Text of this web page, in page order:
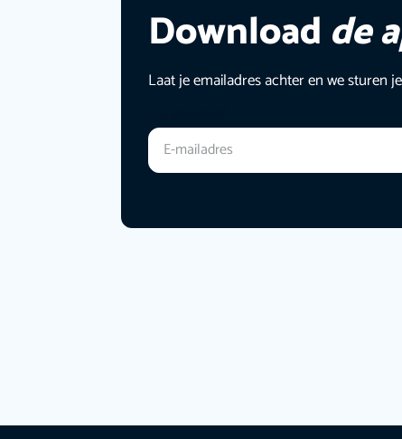
Download de
Laat je emailadres achter en we sturen